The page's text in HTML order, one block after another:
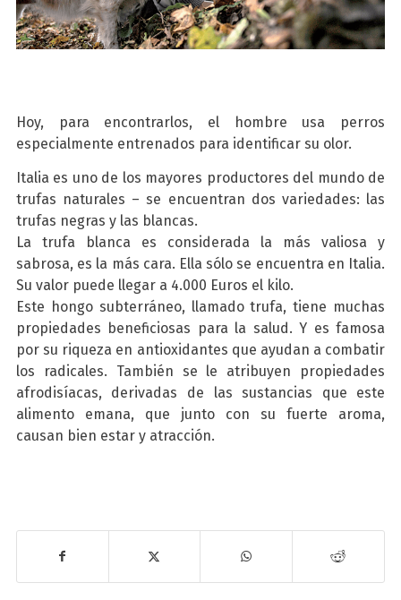
Hoy, para encontrarlos, el hombre usa perros
especialmente entrenados para identificar su olor.
Italia es uno de los mayores productores del mundo de
trufas naturales – se encuentran dos variedades: las
trufas negras y las blancas.
La trufa blanca es considerada la más valiosa y
sabrosa, es la más cara. Ella sólo se encuentra en Italia.
Su valor puede llegar a 4.000 Euros el kilo.
Este hongo subterráneo, llamado trufa, tiene muchas
propiedades beneficiosas para la salud. Y es famosa
por su riqueza en antioxidantes que ayudan a combatir
los radicales. También se le atribuyen propiedades
afrodisíacas, derivadas de las sustancias que este
alimento emana, que junto con su fuerte aroma,
causan bien estar y atracción.